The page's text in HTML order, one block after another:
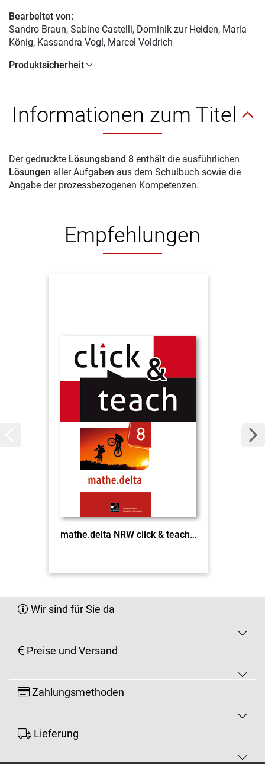
Bearbeitet von:
Sandro Braun, Sabine Castelli, Dominik zur Heiden, Maria
König, Kassandra Vogl, Marcel Voldrich
Produktsicherheit
Informationen zum Titel
Der gedruckte Lösungsband 8 enthält die ausführlichen
Lösungen aller Aufgaben aus dem Schulbuch sowie die
Angabe der prozessbezogenen Kompetenzen.
Empfehlungen
mathe.delta NRW click & teach 8 EL
Wir sind für Sie da
Preise und Versand
Zahlungsmethoden
Lieferung